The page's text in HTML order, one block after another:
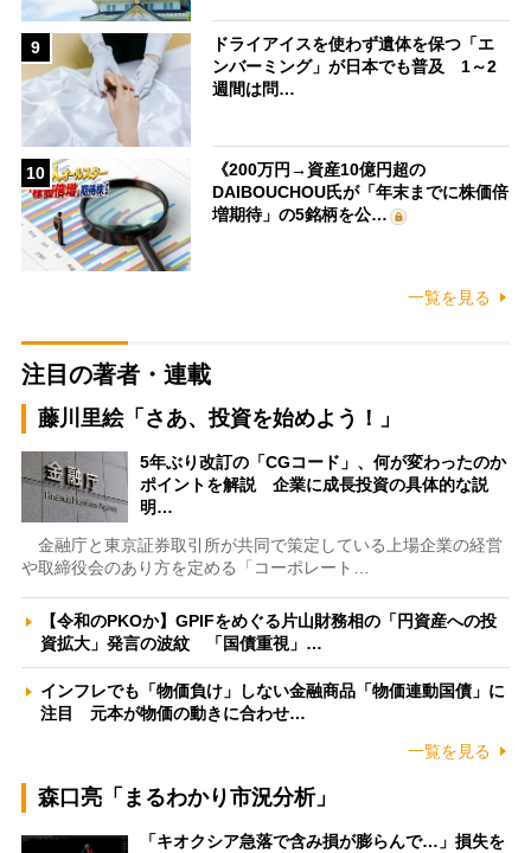
9
ドライアイスを使わず遺体を保つ「エ
ンバーミング」が日本でも普及 1～2
週間は問…
10
《200万円→資産10億円超の
DAIBOUCHOU氏が「年末までに株価倍
増期待」の5銘柄を公…
一覧を見る
注目の著者・連載
藤川里絵「さあ、投資を始めよう！」
5年ぶり改訂の「CGコード」、何が変わったのか
ポイントを解説 企業に成長投資の具体的な説
明…
金融庁と東京証券取引所が共同で策定している上場企業の経営
や取締役会のあり方を定める「コーポレート…
【令和のPKOか】GPIFをめぐる片山財務相の「円資産への投
資拡大」発言の波紋 「国債重視」…
インフレでも「物価負け」しない金融商品「物価連動国債」に
注目 元本が物価の動きに合わせ…
一覧を見る
森口亮「まるわかり市況分析」
「キオクシア急落で含み損が膨らんで…」損失を